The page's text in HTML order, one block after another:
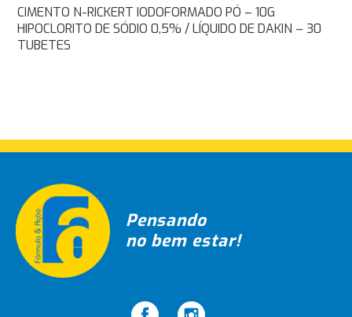
Navegação
de
CIMENTO N-RICKERT IODOFORMADO PÓ – 10G
HIPOCLORITO DE SÓDIO 0,5% / LÍQUIDO DE DAKIN – 30
TUBETES
Pensando
no bem estar!